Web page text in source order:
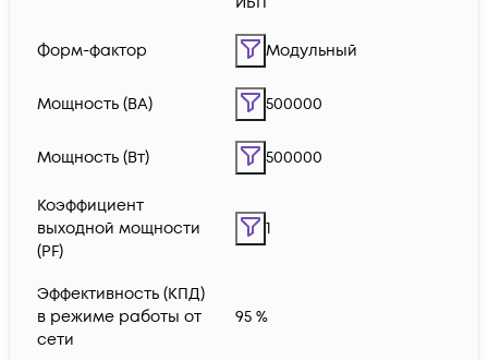
Форм-фактор Модульный
Мощность (ВА) 500000
Мощность (Вт) 500000
Коэффициент
выходной мощности
(PF)
1
Эффективность (КПД)
в режиме работы от
сети
95 %